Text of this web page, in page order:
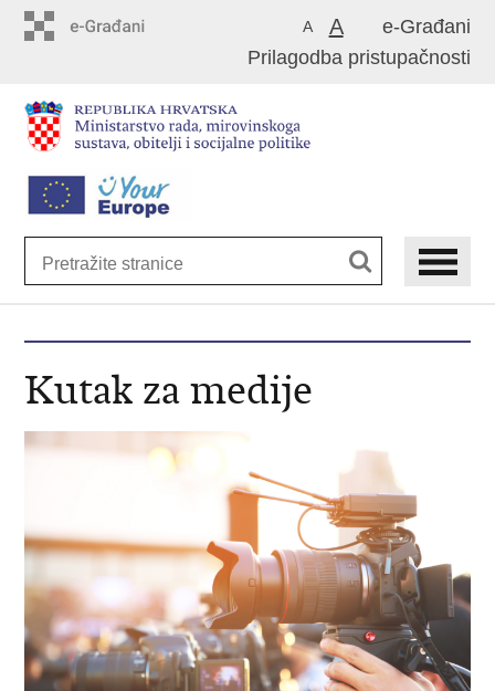
sadržaj
e-Građani
A A
Prilagodba pristupačnosti
Kutak za medije